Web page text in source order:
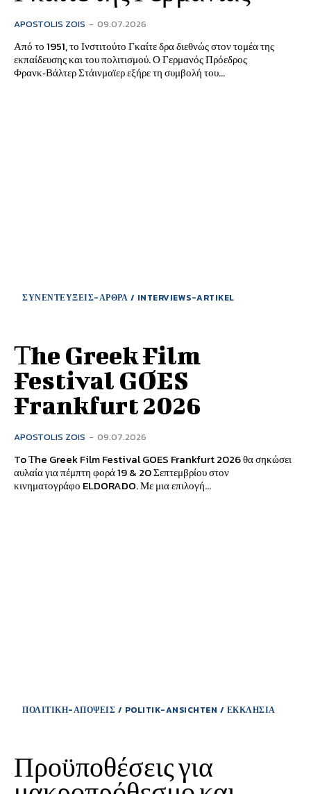
APOSTOLIS ZOIS - 09.07.2026
Από το 1951, το Ινστιτούτο Γκαίτε δρα διεθνώς στον τομέα της
εκπαίδευσης και του πολιτισμού. Ο Γερμανός Πρόεδρος
Φρανκ‑Βάλτερ Στάινμαϊερ εξήρε τη συμβολή του...
ΣΥΝΕΝΤΕΥΞΕΙΣ-ΑΡΘΡΑ / INTERVIEWS-ARTIKEL
Τhe Greek Film
Festival GOES
Frankfurt 2026
APOSTOLIS ZOIS - 09.07.2026
To Τhe Greek Film Festival GOES Frankfurt 2026 θα σηκώσει
αυλαία για πέμπτη φορά 19 & 20 Σεπτεμβρίου στον
κινηματογράφο ELDORADO. Με μια επιλογή...
ΠΟΛΙΤΙΚΗ-ΑΠΟΨΕΙΣ / POLITIK-ANSICHTEN / ΕΚΚΛΗΣΙΑ
Προϋποθέσεις για